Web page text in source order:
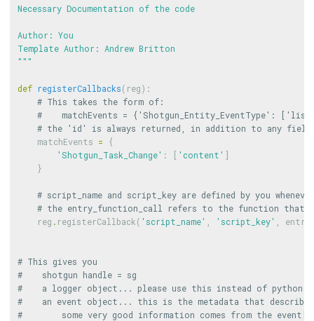
Necessary Documentation of the code
Author: You
Template Author: Andrew Britton
"""
def registerCallbacks( reg):
matchEvents =
{
'Shotgun_Task_Change' : [ 'content' ]
}
reg . registerCallback( 'script_name' 'script_key'
# This gives you
#    shotgun handle = sg
#    a logger object... please use this instead of python
#    an event object... this is the metadata that
#        some very good information comes from the